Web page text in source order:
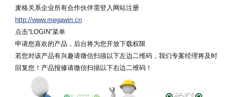
麦格关系企业所有合作伙伴需登入网站注册
http://www.megawin.cn
点击“LOGIN”菜单
申请您喜欢的产品，后台将为您开放下载权限
若您对该产品有兴趣请微信扫描以下左边二维码，我们专案经理将及时
回复您！产品报修请微信扫描以下右边二维码 ！